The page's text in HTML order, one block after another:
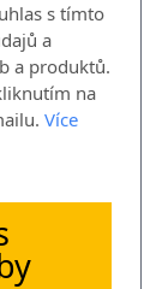
s tímto
a
a produktů.
na
Více